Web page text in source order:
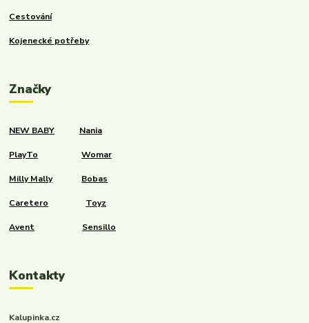
Cestování
Kojenecké potřeby
Značky
NEW BABY Nania
PlayTo Womar
Milly Mally Bobas
Caretero Toyz
Avent Sensillo
Kontakty
Kalupinka.cz